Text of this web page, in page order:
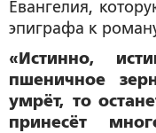
Евангелия,
эпиграфа к
«Истинно,
пшеничное
умрёт, то
принесёт